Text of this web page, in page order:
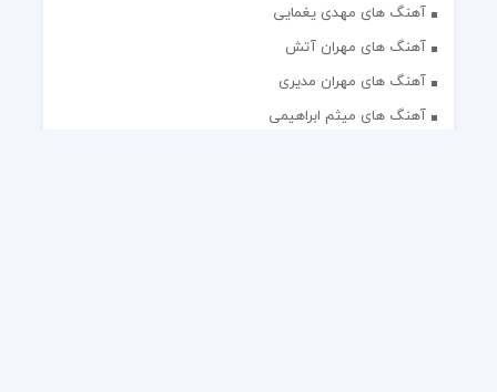
آهنگ های مهدی یغمایی
آهنگ های مهران آتش
آهنگ های مهران مدیری
آهنگ های میثم ابراهیمی